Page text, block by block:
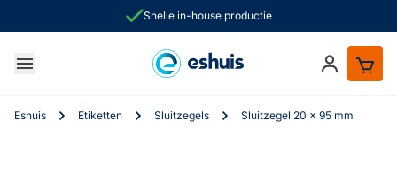
Snelle in-house productie
Inloggen
Eshuis Etiketten Sluitzegels Sluitzegel 20 x 95 mm